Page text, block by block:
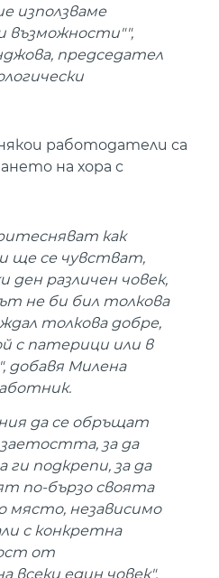
използваме
възможности"",
председател
работодатели са
на хора с
как
ще се чувстват,
ден различен човек,
не би бил толкова
толкова добре,
с патерици или в
добавя Милена
да се обръщат
за да
подкрепи, за да
по-бързо своята
място, независимо
с конкретна
от
един човек",